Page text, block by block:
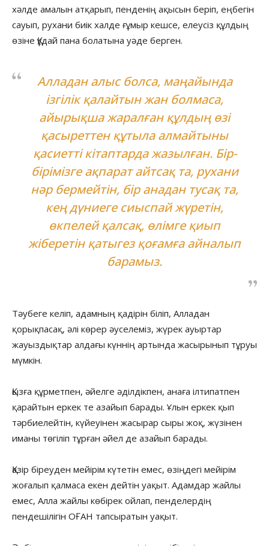
хәлде амалын атқарып, пенденің ақысын беріп, еңбегін
сауып, рухани биік халде ғұмыр кешсе, елеусіз құлдың
өзіне Құдай пана болатына уәде берген.
Алладан алыс болса, маңайында
ізгілік қалайтын жан болмаса,
айырықша жаралған құлдың өзі
қасыреттен құтыла алмайтыны
қасиетті кітаптарда жазылған. Бір-
бірімізге ақпарат айтсақ та, рухани
нәр бермейтін, бір анадан тусақ та,
кең дүниеге сиыспай жүретін,
өкпелей қалсақ, өлімге қиып
жіберетін қатыгез қоғамға айналып
барамыз.
Тәубеге келіп, адамның қадірін біліп, Алладан
қорықпасақ, әлі көрер әуселеміз, жүрек ауыртар
жауыздықтар алдағы күннің артында жасырынып тұруы
мүмкін.
Қызға құрметпен, әйелге әділдікпен, анаға ілтипатпен
қарайтын еркек те азайып барады. Ұлын еркек қып
тәрбиелейтін, күйеуінен жасырар сыры жоқ, жүзінен
иманы төгіліп тұрған әйел де азайып барады.
Қазір біреуден мейірім күтетін емес, өзіңдегі мейірім
жоғалып қалмаса екен дейтін уақыт. Адамдар жайлы
емес, Алла жайлы көбірек ойлап, пенделердің
пендешілігін ОҒАН тапсыратын уақыт.